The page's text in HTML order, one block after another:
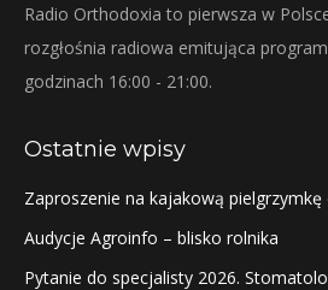
Radio Orthodoxia to pierwsza w
rozgłośnia radiowa emitująca
godzinach 16:00 - 21:00.
Ostatnie wpisy
Zaproszenie na kajakową pielgrzymkę
Audycje Agroinfo – blisko rolnika
Pytanie do specjalisty 2026.